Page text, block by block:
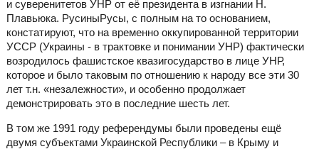
и суверенитетов УНР от её президента в изгнании Н.
Плавьюка. РусиныРусы, с полным на то основанием,
констатируют, что на временно оккупированной территории
УССР (Украины - в трактовке и понимании УНР) фактически
возродилось фашистское квазигосударство в лице УНР,
которое и было таковым по отношению к народу все эти 30
лет т.н. «незалежности», и особенно продолжает
демонстрировать это в последние шесть лет.
В том же 1991 году референдумы были проведены ещё
двумя субъектами Украинской Республики – в Крыму и